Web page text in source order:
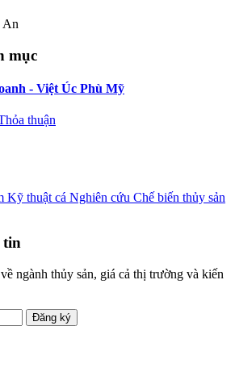
An
mục
- Việt Úc Phù Mỹ
thuận
Kỹ thuật cá Nghiên cứu Chế biến thủy sản
tin
ngành thủy sản, giá cả thị trường và kiến
Đăng ký